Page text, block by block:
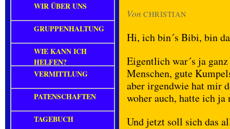
Von CHRISTIAN
Hi, ich bin´s Bibi, bin
Eigentlich war´s ja
Menschen, gute
aber irgendwie hat mir
woher auch, hatte ich
Und jetzt soll sich das
WIR ÜBER UNS
GRUPPENHALTUNG
WIE KANN ICH
HELFEN?
VERMITTLUNG
PATENSCHAFTEN
TAGEBUCH